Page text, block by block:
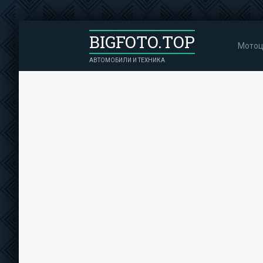
BIGFOTO.TOP
АВТОМОБИЛИ И ТЕХНИКА